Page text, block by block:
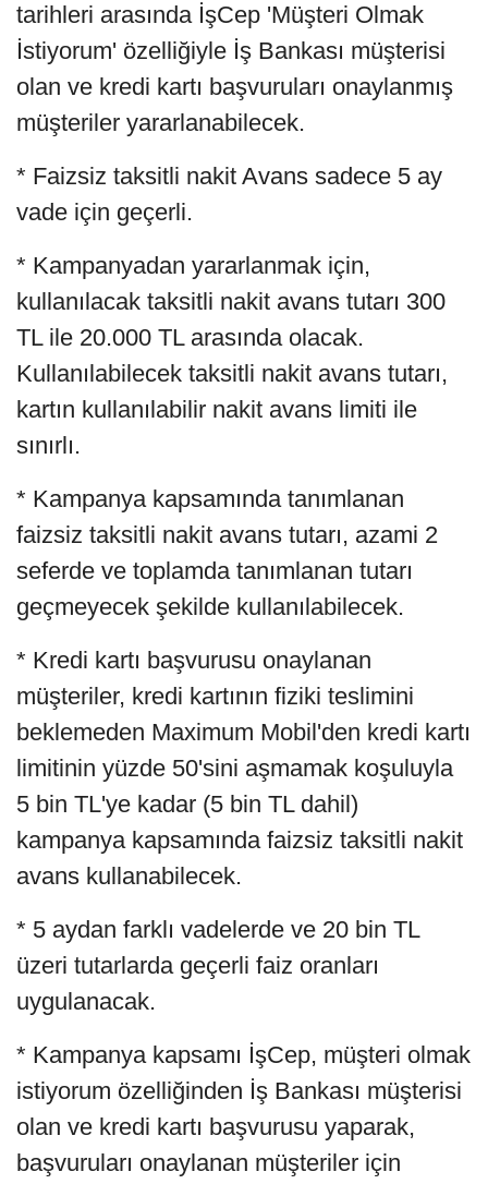
tarihleri arasında İşCep 'Müşteri Olmak
İstiyorum' özelliğiyle İş Bankası müşterisi
olan ve kredi kartı başvuruları onaylanmış
müşteriler yararlanabilecek.
* Faizsiz taksitli nakit Avans sadece 5 ay
vade için geçerli.
* Kampanyadan yararlanmak için,
kullanılacak taksitli nakit avans tutarı 300
TL ile 20.000 TL arasında olacak.
Kullanılabilecek taksitli nakit avans tutarı,
kartın kullanılabilir nakit avans limiti ile
sınırlı.
* Kampanya kapsamında tanımlanan
faizsiz taksitli nakit avans tutarı, azami 2
seferde ve toplamda tanımlanan tutarı
geçmeyecek şekilde kullanılabilecek.
* Kredi kartı başvurusu onaylanan
müşteriler, kredi kartının fiziki teslimini
beklemeden Maximum Mobil'den kredi kartı
limitinin yüzde 50'sini aşmamak koşuluyla
5 bin TL'ye kadar (5 bin TL dahil)
kampanya kapsamında faizsiz taksitli nakit
avans kullanabilecek.
* 5 aydan farklı vadelerde ve 20 bin TL
üzeri tutarlarda geçerli faiz oranları
uygulanacak.
* Kampanya kapsamı İşCep, müşteri olmak
istiyorum özelliğinden İş Bankası müşterisi
olan ve kredi kartı başvurusu yaparak,
başvuruları onaylanan müşteriler için